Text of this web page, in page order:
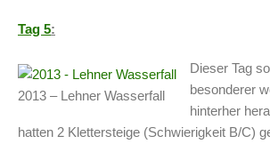
Tag 5:
2013 – Lehner Wasserfall
Dieser Tag
besonderer
hinterher
hatten 2 Klettersteige (Schwierigkeit B/C)